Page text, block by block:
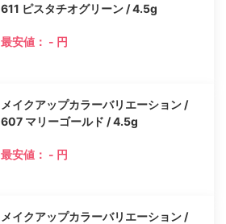
611 ピスタチオグリーン / 4.5g
最安値： - 円
メイクアップカラーバリエーション /
607 マリーゴールド / 4.5g
最安値： - 円
メイクアップカラーバリエーション /